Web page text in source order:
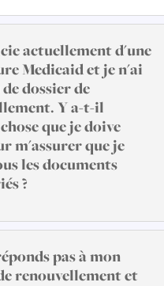
actuellement d'une
Medicaid et je n'ai
dossier de
Y a-t-il
que je doive
m'assurer que je
les documents
?
pas à mon
renouvellement et